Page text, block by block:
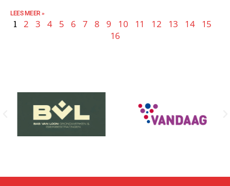
LEES MEER »
1 2 3 4 5 6 7 8 9 10 11 12 13 14
15
16